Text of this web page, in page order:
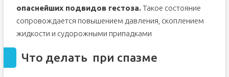
опаснейших подвидов гестоза.Такое состояние
сопровождается повышением давления, скоплением
жидкости и судорожными припадками
Что делать при спазме